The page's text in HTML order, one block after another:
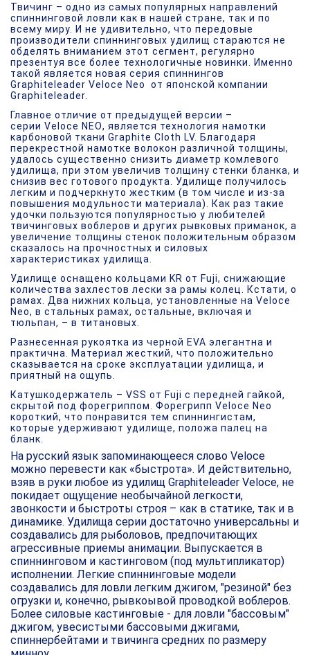
Твичинг – одно из самых популярных направлений
спиннинговой ловли как в нашей стране, так и по
всему миру. И не удивительно, что передовые
производители спиннинговых удилищ стараются не
обделять вниманием этот сегмент, регулярно
презентуя все более технологичные новинки. Именно
такой является новая серия спиннингов
Graphiteleader Veloce Neo от японской компании
Graphiteleader.
Главное отличие от предыдущей версии –
серии Veloce NEO, является технология намотки
карбоновой ткани Graphite Cloth LV. Благодаря
перекрестной намотке волокон различной толщины,
удалось существенно снизить диаметр комлевого
удилища, при этом увеличив толщину стенки бланка, и
снизив вес готового продукта. Удилище получилось
легким и подчеркнуто жестким (в том числе и из-за
повышения модульности материала). Как раз такие
удочки пользуются популярностью у любителей
твичинговых воблеров и других рывковых приманок, а
увеличение толщины стенок положительным образом
сказалось на прочностных и силовых
характеристиках удилища.
Удилище оснащено кольцами KR от Fuji, снижающие
количества захлестов лески за рамы колец. Кстати, о
рамах. Два нижних кольца, установленные на Veloce
Neo, в стальных рамах, остальные, включая и
тюльпан, – в титановых.
Разнесенная рукоятка из черной EVA элегантна и
практична. Материал жесткий, что положительно
сказывается на сроке эксплуатации удилища, и
приятный на ощупь.
Катушкодержатель – VSS от Fuji с передней гайкой,
скрытой под форегриппом. Форегрипп Veloce Neo
короткий, что понравится тем спиннингистам,
которые удерживают удилище, положа палец на
бланк.
На русский язык запоминающееся слово Veloce
можно перевести как «быстрота». И действительно,
взяв в руки любое из удилищ Graphiteleader Veloce, не
покидает ощущение необычайной легкости,
звонкости и быстроты строя – как в статике, так и в
динамике. Удилища серии достаточно универсальны и
создавались для рыболовов, предпочитающих
агрессивные приемы анимации. Выпускается в
спиннинговом и кастинговом (под мультипликатор)
исполнении. Легкие спиннинговые модели
создавались для ловли легким джигом, "резиной" без
огрузки и, конечно, рывкоывой проводкой воблеров.
Более силовые кастинговые - для ловли "бассовым"
джигом, увесистыми бассовыми джигами,
спиннербейтами и твичинга средних по размеру